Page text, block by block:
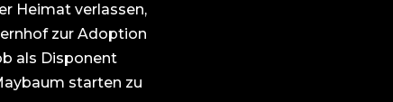
Heimat verlassen,
zur Adoption
als Disponent
starten zu